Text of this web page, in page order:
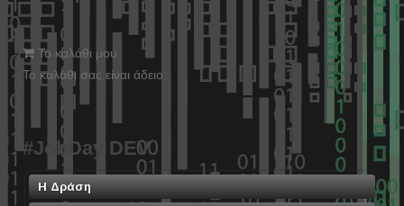
Το καλάθι μου
Το καλάθι σας είναι άδειο.
#JobDay DEV
Η Δράση